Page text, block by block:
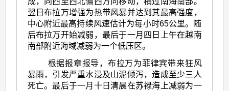
翌日布拉万增强为热带风暴并达到其最高强度，
中心附近最高持续风速估计为每小时65公里。随
后布拉万开始减弱，最后于一月四日上午在越南
南部附近海域减弱为一个低压区。
根据报章报导，布拉万为菲律宾带来狂风
暴雨，引发严重水浸及山泥倾泻，造成至少三人
死亡。最后于一月十日清晨在苏禄海上减弱为一